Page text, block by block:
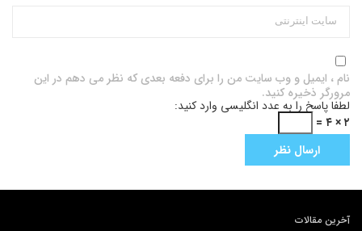
نام ، ایمیل و وب سایت من را برای دفعه بعدی که نظر می دهم در این
مرورگر ذخیره کنید.
لطفا پاسخ را به عدد انگلیسی وارد کنید:
۲ × ۴ =
آخرین مقالات